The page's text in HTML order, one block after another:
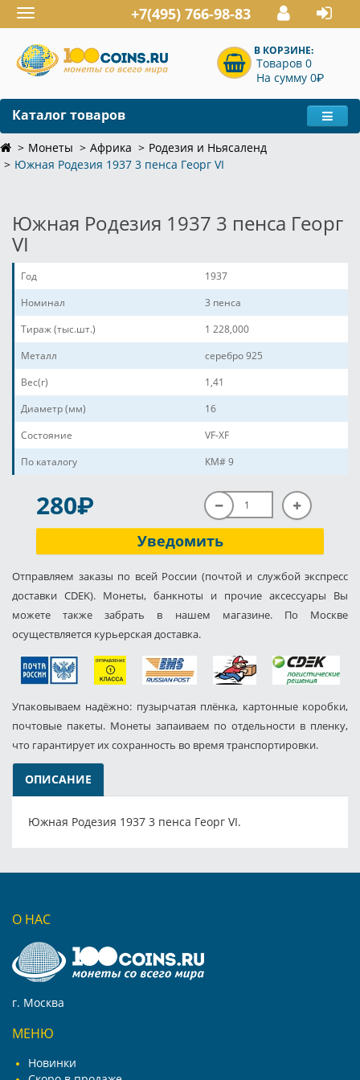
Toggle
navigation
+7(495) 766-98-83
В КОРЗИНЕ:
Товаров 0
На сумму 0P
Каталог товаров
Монеты Африка
Родезия и Ньясаленд
Южная Родезия 1937 3 пенса Георг VI
Южная Родезия 1937 3 пенса Георг
VI
Год
1937
Номинал
3 пенса
Тираж (тыс.шт.)
1 228,000
Металл
серебро 925
Вес(г)
1,41
Диаметр (мм)
16
Состояние
VF-XF
По каталогу
КМ# 9
280P
Уведомить
Отправляем заказы по всей России (почтой и службой экспресс
доставки CDEK). Монеты, банкноты и прочие аксессуары Вы
можете также забрать в нашем магазине. По Москве
осуществляется курьерская доставка.
Упаковываем надёжно: пузырчатая плёнка, картонные коробки,
почтовые пакеты. Монеты запаиваем по отдельности в пленку,
что гарантирует их сохранность во время транспортировки.
ОПИСАНИЕ
Южная Родезия 1937 3 пенса Георг VI.
О НАС
г. Москва
МЕНЮ
Новинки